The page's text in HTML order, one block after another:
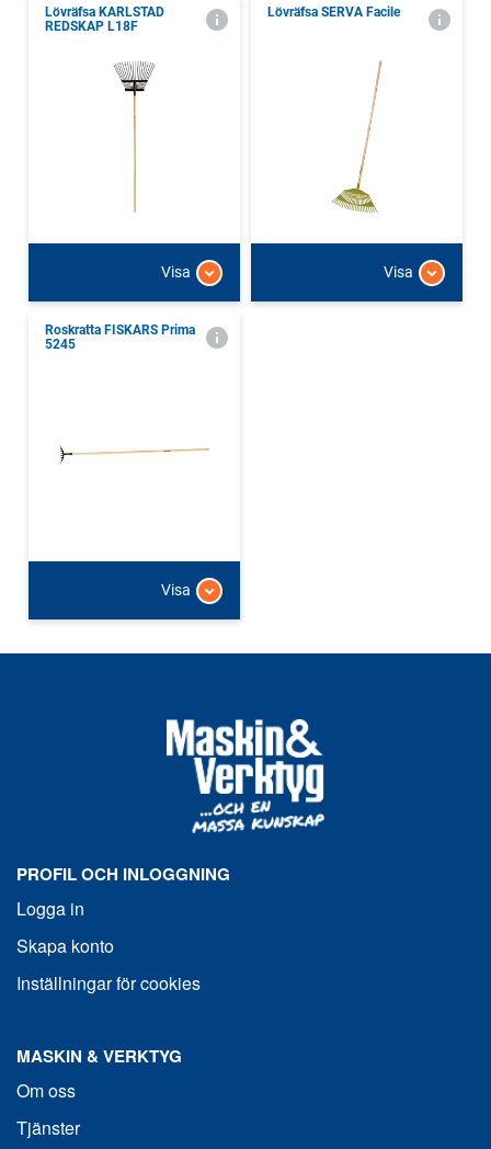
Lövräfsa KARLSTAD
REDSKAP L18F
Visa
Lövräfsa SERVA Facile
Visa
Roskratta FISKARS Prima
5245
Visa
PROFIL OCH INLOGGNING
Logga in
Skapa konto
Inställningar för cookies
MASKIN & VERKTYG
Om oss
Tjänster